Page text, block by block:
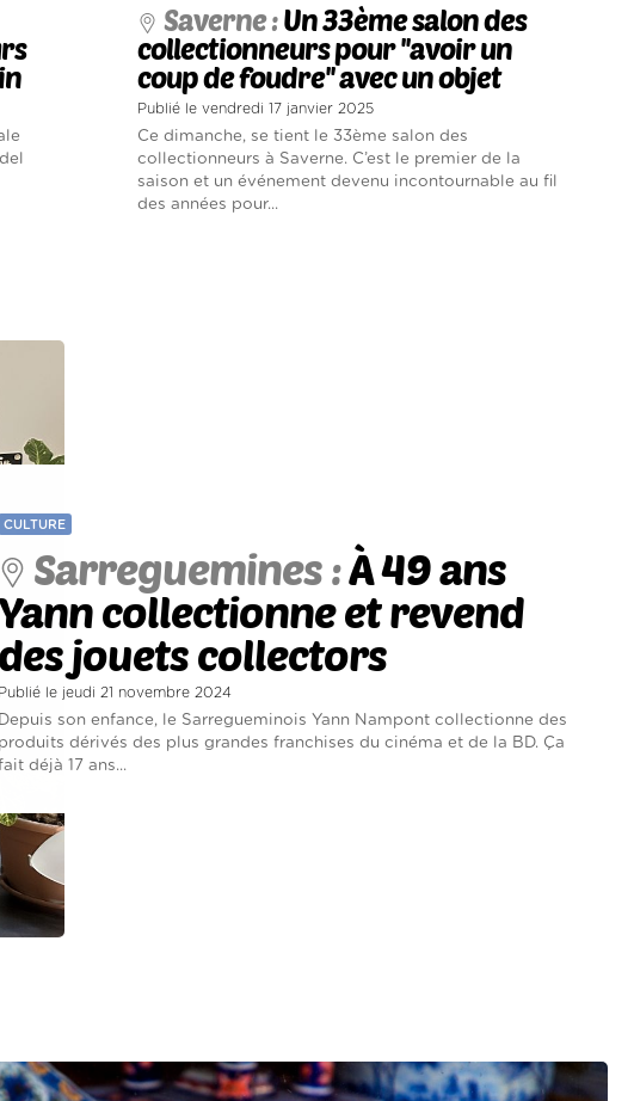
Saverne :Un 33ème salon des
collectionneurs pour ''avoir un
coup de foudre'' avec un objet
Publié le vendredi 17 janvier 2025
Ce dimanche, se tient le 33ème salon des
collectionneurs à Saverne. C’est le premier de la
saison et un événement devenu incontournable au fil
des années pour...
CULTURE
Sarreguemines :À 49 ans
collectionne et revend
des jouets collectors
Publié le jeudi 21 novembre 2024
Depuis son enfance, le Sarregueminois Yann Nampont collectionne des
produits dérivés des plus grandes franchises du cinéma et de la BD. Ça
déjà 17 ans...